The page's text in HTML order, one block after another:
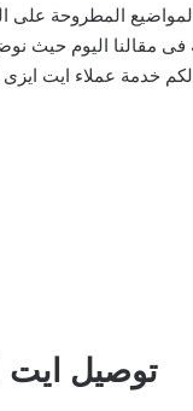
المطروحة
مقالنا اليوم حيث
خدمة عملاء ايت
توصيل ايت